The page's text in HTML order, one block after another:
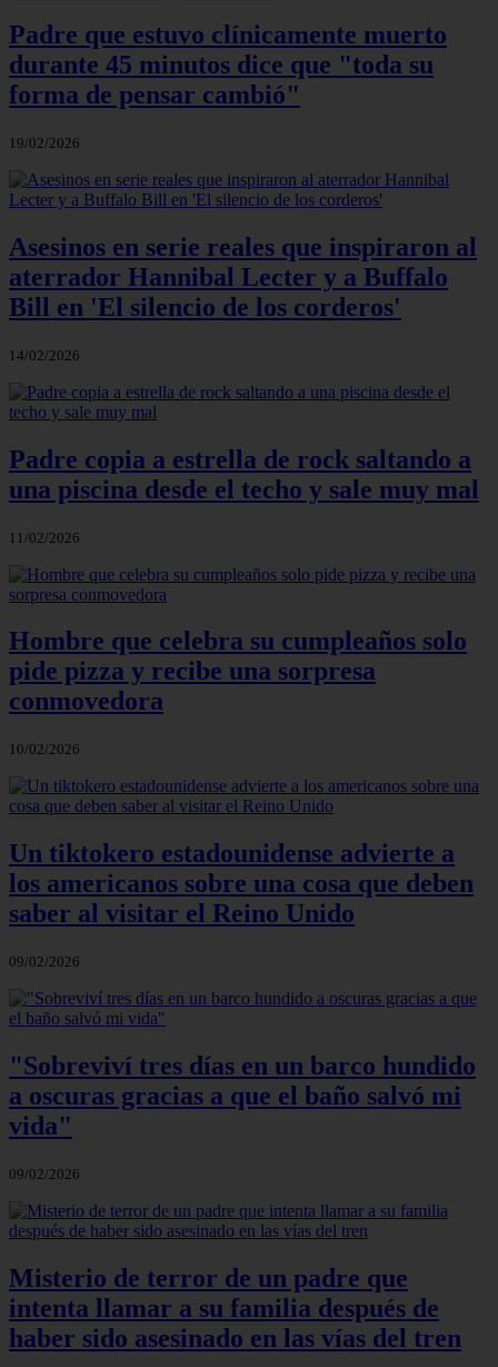
Padre que estuvo clínicamente muerto
durante 45 minutos dice que "toda su
forma de pensar cambió"
19/02/2026
Asesinos en serie reales que inspiraron al
aterrador Hannibal Lecter y a Buffalo
Bill en 'El silencio de los corderos'
14/02/2026
Padre copia a estrella de rock saltando a
una piscina desde el techo y sale muy mal
11/02/2026
Hombre que celebra su cumpleaños solo
pide pizza y recibe una sorpresa
conmovedora
10/02/2026
Un tiktokero estadounidense advierte a
los americanos sobre una cosa que deben
saber al visitar el Reino Unido
09/02/2026
"Sobreviví tres días en un barco hundido
a oscuras gracias a que el baño salvó mi
vida"
09/02/2026
Misterio de terror de un padre que
intenta llamar a su familia después de
haber sido asesinado en las vías del tren